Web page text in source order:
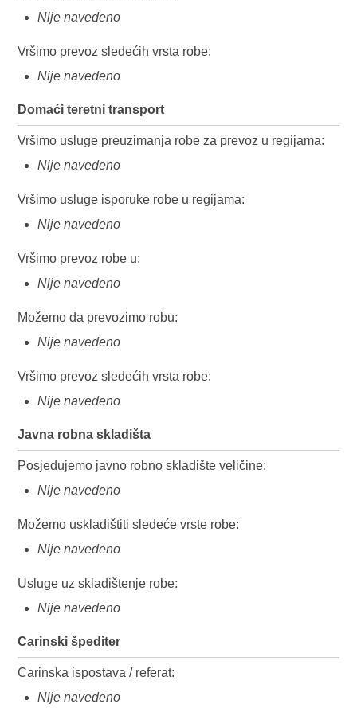
Nije navedeno
Vršimo prevoz sledećih vrsta robe:
Nije navedeno
Domaći teretni transport
Vršimo usluge preuzimanja robe za prevoz u regijama:
Nije navedeno
Vršimo usluge isporuke robe u regijama:
Nije navedeno
Vršimo prevoz robe u:
Nije navedeno
Možemo da prevozimo robu:
Nije navedeno
Vršimo prevoz sledećih vrsta robe:
Nije navedeno
Javna robna skladišta
Posjedujemo javno robno skladište veličine:
Nije navedeno
Možemo uskladištiti sledeće vrste robe:
Nije navedeno
Usluge uz skladištenje robe:
Nije navedeno
Carinski špediter
Carinska ispostava / referat:
Nije navedeno